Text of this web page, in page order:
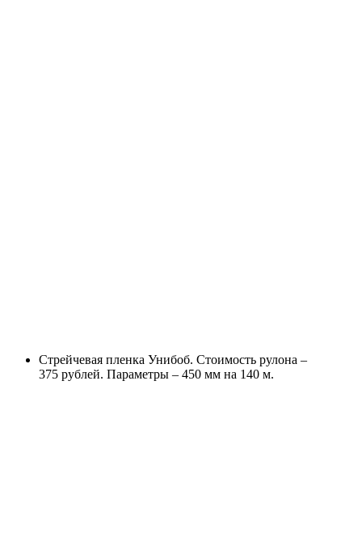
Стрейчевая пленка Унибоб. Стоимость рулона –
375 рублей. Параметры – 450 мм на 140 м.